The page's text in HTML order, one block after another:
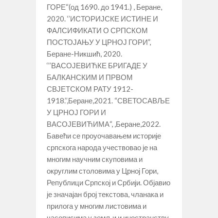
ГОРЕ“(од 1690. до 1941.) , Беране,
2020. ‘’ИСТОРИЈСКЕ ИСТИНЕ И
ФАЛСИФИКАТИ О СРПСКОМ
ПОСТОЈАЊУ У ЦРНОЈ ГОРИ”,
Беране-Никшић, 2020.
‘’’ВАСОЈЕВИЋКЕ БРИГАДЕ У
БАЛКАНСКИМ И ПРВОМ
СВЈЕТСКОМ РАТУ 1912-
1918.’’,Беране,2021. “СВЕТОСАВЉЕ
У ЦРНОЈ ГОРИ И
ВАСОЈЕВИЋИМА“, ,Беране,2022.
Бавећи се проуочавањем историје
српскога народа учествовао је на
многим научним скуповима и
округлим столовима у Црној Гори,
Републици Српској и Србији. Објавио
је значајан број текстова, чланака и
прилога у многим листовима и